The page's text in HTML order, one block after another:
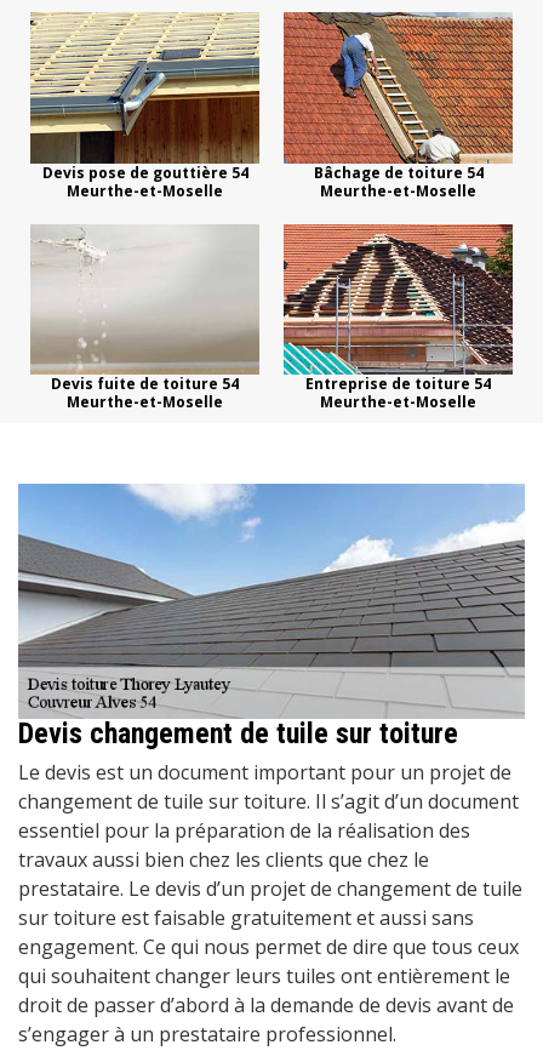
Devis pose de gouttière 54
Meurthe-et-Moselle
Bâchage de toiture 54
Meurthe-et-Moselle
Devis fuite de toiture 54
Meurthe-et-Moselle
Entreprise de toiture 54
Meurthe-et-Moselle
Devis changement de tuile sur toiture
Le devis est un document important pour un projet de
changement de tuile sur toiture. Il s’agit d’un document
essentiel pour la préparation de la réalisation des
travaux aussi bien chez les clients que chez le
prestataire. Le devis d’un projet de changement de tuile
sur toiture est faisable gratuitement et aussi sans
engagement. Ce qui nous permet de dire que tous ceux
qui souhaitent changer leurs tuiles ont entièrement le
droit de passer d’abord à la demande de devis avant de
s’engager à un prestataire professionnel.